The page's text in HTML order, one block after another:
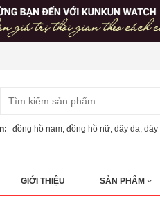
đồng hồ nam đồng hồ nữ dây da dây
GIỚI THIỆU SẢN PHẨM